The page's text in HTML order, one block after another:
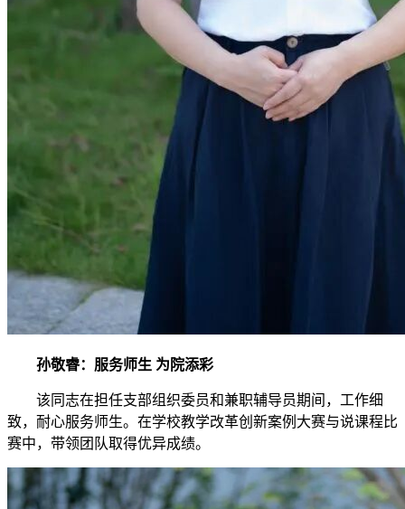
孙敬睿：服务师生 为院添彩
该同志在担任支部组织委员和兼职辅导员期间，工作细
致，耐心服务师生。在学校教学改革创新案例大赛与说课程比
赛中，带领团队取得优异成绩。